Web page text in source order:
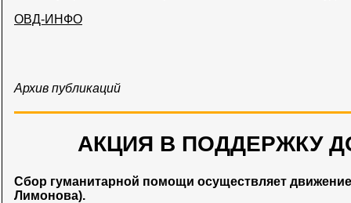
ОВД-ИНФО
Архив публикаций
АКЦИЯ В ПОДДЕРЖКУ
Сбор гуманитарной помощи осуществляет
Лимонова).